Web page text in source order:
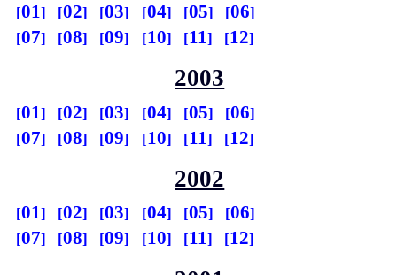
01 02 03 04 05
06
07
08 09 10 11 12
2003
01 02 03 04 05
06
07
08 09 10 11 12
2002
01 02 03 04 05
06
07
08 09 10 11 12